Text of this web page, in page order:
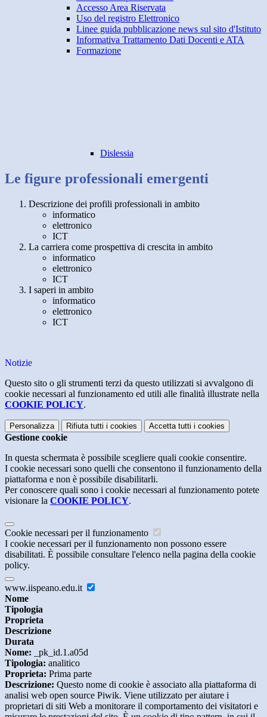
Accesso Area Riservata
Uso del registro Elettronico
Linee guida pubblicazione news sul sito d'Istituto
Informativa Trattamento Dati Docenti e ATA
Formazione
Dislessia
Le figure professionali emergenti
Descrizione dei profili professionali in ambito
informatico
elettronico
ICT
La carriera come prospettiva di crescita in ambito
informatico
elettronico
ICT
I saperi in ambito
informatico
elettronico
ICT
Notizie
Questo sito o gli strumenti terzi da questo utilizzati si avvalgono di
cookie necessari al funzionamento ed utili alle finalità illustrate nella
COOKIE POLICY.
Personalizza Rifiuta tutti i cookies Accetta tutti i cookies
Gestione cookie
In questa schermata è possibile scegliere quali cookie consentire.
I cookie necessari sono quelli che consentono il funzionamento della
piattaforma e non è possibile disabilitarli.
Per conoscere quali sono i cookie necessari al funzionamento potete
visionare la COOKIE POLICY.
Cookie necessari per il funzionamento
I cookie necessari per il funzionamento non possono essere
disabilitati. È possibile consultare l'elenco nella pagina della cookie
policy.
www.iispeano.edu.it
Nome
Tipologia
Proprieta
Descrizione
Durata
Nome: _pk_id.1.a05d
Tipologia: analitico
Proprieta: Prima parte
Descrizione: Questo nome di cookie è associato alla piattaforma di
analisi web open source Piwik. Viene utilizzato per aiutare i
proprietari di siti Web a monitorare il comportamento dei visitatori e